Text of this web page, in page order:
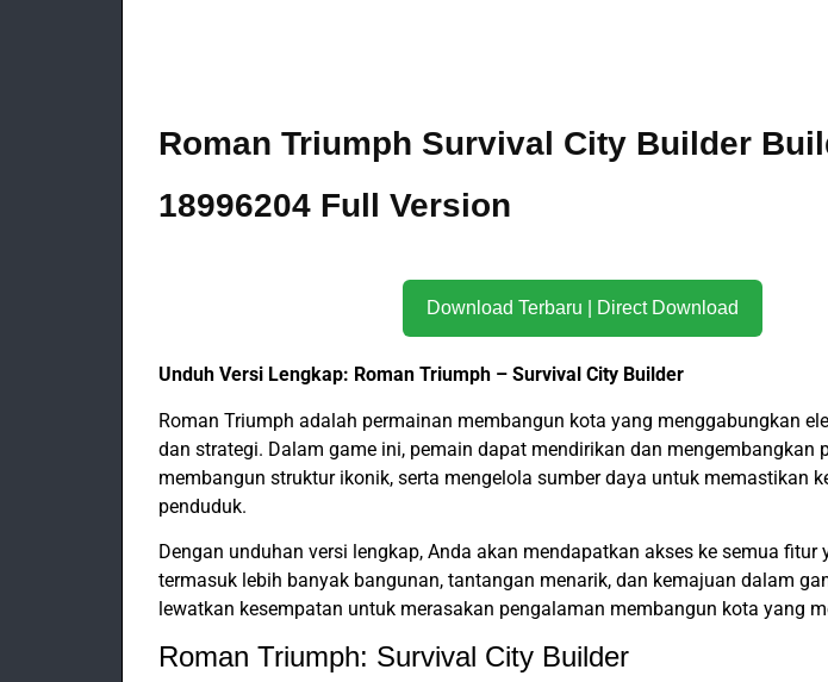
Roman Triumph Survival City Builder
18996204 Full Version
Download Terbaru | Direct Download
Unduh Versi Lengkap: Roman Triumph – Survival City Builder
Roman Triumph adalah permainan membangun kota yang menggabungkan
dan strategi. Dalam game ini, pemain dapat mendirikan dan mengembangkan
membangun struktur ikonik, serta mengelola sumber daya untuk memastikan
penduduk.
Dengan unduhan versi lengkap, Anda akan mendapatkan akses ke semua fitur
termasuk lebih banyak bangunan, tantangan menarik, dan kemajuan dalam
lewatkan kesempatan untuk merasakan pengalaman membangun kota yang
Roman Triumph: Survival City Builder